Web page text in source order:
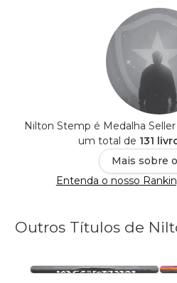
Nilton Stemp é Medalha
um total de 131
Mais sobre
Entenda o nosso
Outros Títulos de